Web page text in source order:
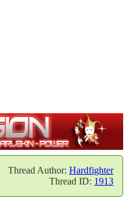
Thread Author: Hardfighter
Thread ID: 1913